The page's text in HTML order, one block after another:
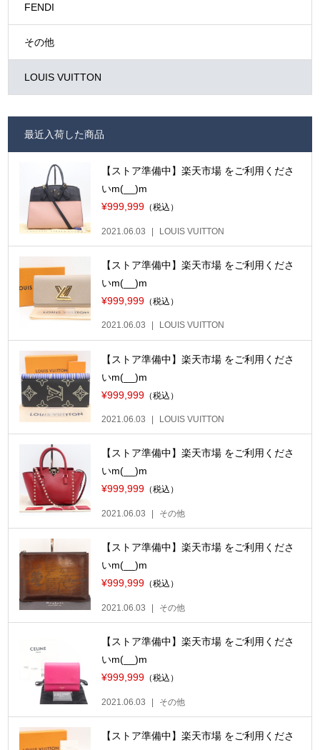
FENDI
その他
LOUIS VUITTON
最近入荷した商品
【ストア準備中】楽天市場 をご利用くださ
いm(__)m
¥999,999 （税込）
2021.06.03 LOUIS VUITTON
【ストア準備中】楽天市場 をご利用くださ
いm(__)m
¥999,999 （税込）
2021.06.03 LOUIS VUITTON
【ストア準備中】楽天市場 をご利用くださ
いm(__)m
¥999,999 （税込）
2021.06.03 LOUIS VUITTON
【ストア準備中】楽天市場 をご利用くださ
いm(__)m
¥999,999 （税込）
2021.06.03 その他
【ストア準備中】楽天市場 をご利用くださ
いm(__)m
¥999,999 （税込）
2021.06.03 その他
【ストア準備中】楽天市場 をご利用くださ
いm(__)m
¥999,999 （税込）
2021.06.03 その他
【ストア準備中】楽天市場 をご利用くださ